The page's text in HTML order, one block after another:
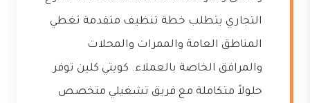
التجاري يتطلب خطة تنظيف متقدمة تغطي
المناطق العامة والممرات والمحلات
والمرافق الخاصة بالعملاء. كويتي كلين توفر
حلولاً متكاملة مع فريق تشغيلي متخصص